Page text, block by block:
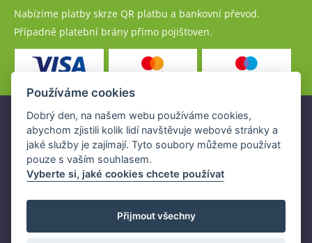
Nabízíme platby skrze QR platbu a bankovní převod.
Případně platební brány přímo pojišťoven.
Pojistné produkty jsou nabízeny společností
www.POJISTENI.cz, a.s. na základě platné licence České
národní banky (ČNB).
Licence ČNB umožňuje www.POJISTENI.cz, a.s. poskytovat
v ČR.
Používáme cookies
Dobrý den, na našem webu používáme cookies,
abychom zjistili kolik lidí navštěvuje webové stránky a
jaké služby je zajímají. Tyto soubory můžeme používat
pouze s vaším souhlasem.
Vyberte si, jaké cookies chcete používat
Přijmout všechny